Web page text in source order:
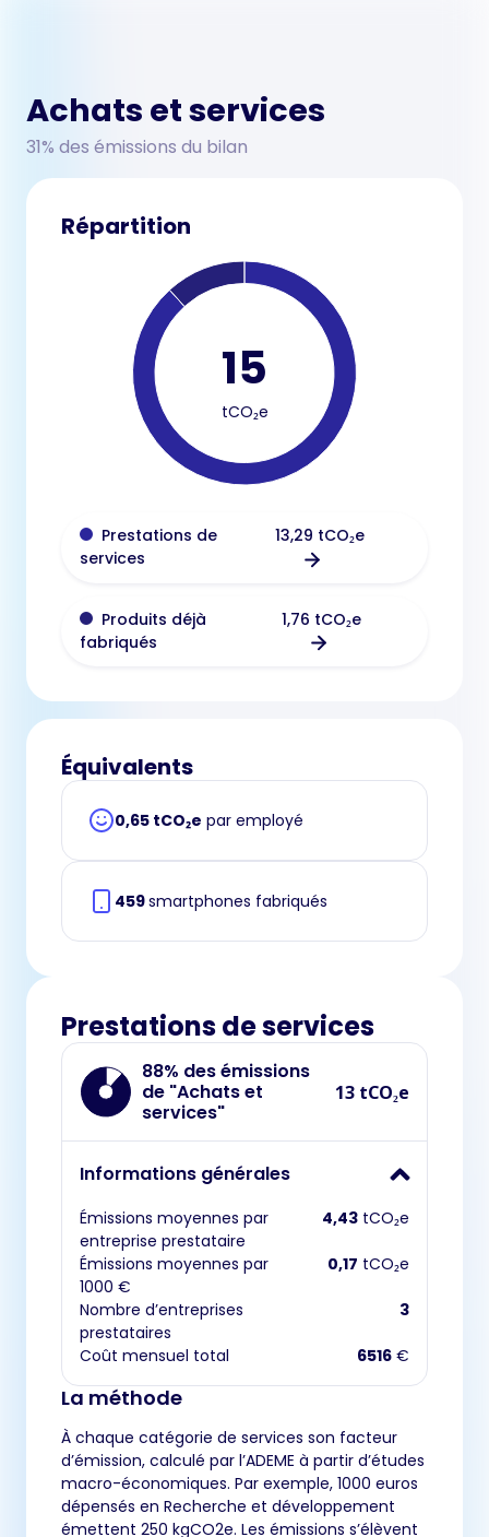
Achats et services
31% des émissions du bilan
Répartition
15
tCO₂e
Prestations de
services
13,29 tCO₂e
Produits déjà
fabriqués
1,76 tCO₂e
Équivalents
0,65 tCO₂e par employé
459smartphones fabriqués
Prestations de services
88% des émissions
de "Achats et
services"
13 tCO₂e
Informations générales
Émissions moyennes par
entreprise prestataire
4,43 tCO₂e
Émissions moyennes par
1000 €
0,17 tCO₂e
Nombre d’entreprises
prestataires
3
Coût mensuel total 6516 €
La méthode
À chaque catégorie de services son facteur
d’émission, calculé par l’ADEME à partir d’études
macro-économiques. Par exemple, 1000 euros
dépensés en Recherche et développement
émettent 250 kgCO2e. Les émissions s’élèvent